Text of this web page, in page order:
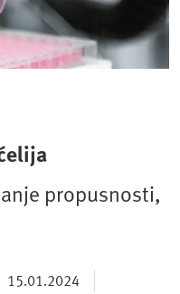
propusnosti,
15.01.2024